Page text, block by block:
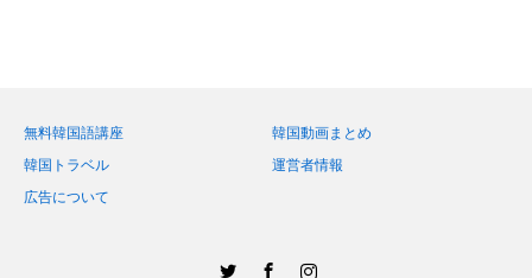
無料韓国語講座
韓国動画まとめ
韓国トラベル
運営者情報
広告について